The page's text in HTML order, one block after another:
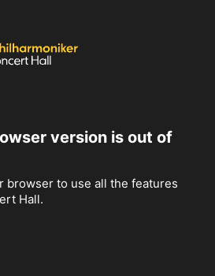
version is out of
browser to use all the features
Hall.